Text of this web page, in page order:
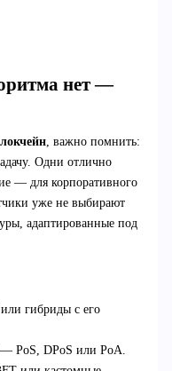
нет —
, важно помнить:
Одни отлично
— для корпоративного
уже не выбирают
адаптированные под
гибриды с его
PoS, DPoS или PoA.